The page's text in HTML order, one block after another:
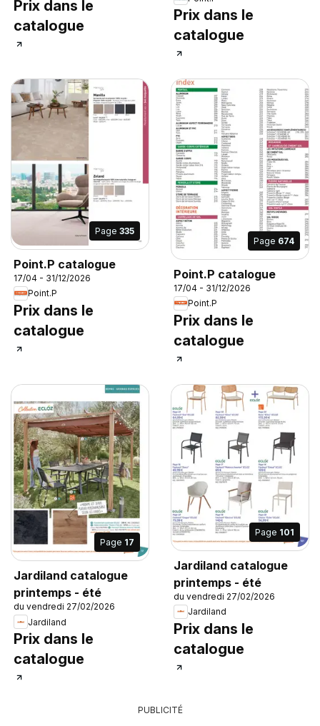
Prix dans le
catalogue
Prix dans le
catalogue
Page 335
Point.P catalogue
17/04 - 31/12/2026
Point.P
Prix dans le
catalogue
Page 674
Point.P catalogue
17/04 - 31/12/2026
Point.P
Prix dans le
catalogue
Page 17
Jardiland catalogue
printemps - été
du vendredi 27/02/2026
Jardiland
Prix dans le
catalogue
Page 101
Jardiland catalogue
printemps - été
du vendredi 27/02/2026
Jardiland
Prix dans le
catalogue
PUBLICITÉ